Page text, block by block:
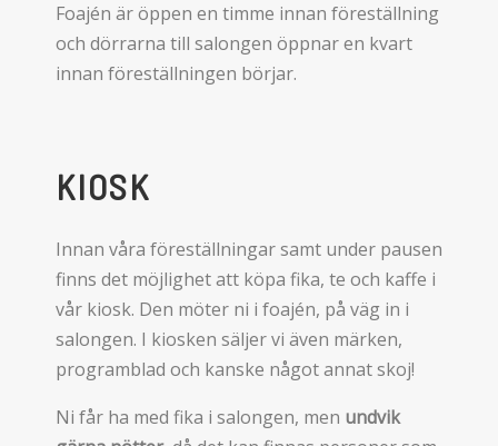
Foajén är öppen en timme innan föreställning
och dörrarna till salongen öppnar en kvart
innan föreställningen börjar.
KIOSK
Innan våra föreställningar samt under pausen
finns det möjlighet att köpa fika, te och kaffe i
vår kiosk. Den möter ni i foajén, på väg in i
salongen. I kiosken säljer vi även märken,
programblad och kanske något annat skoj!
Ni får ha med fika i salongen, men undvik